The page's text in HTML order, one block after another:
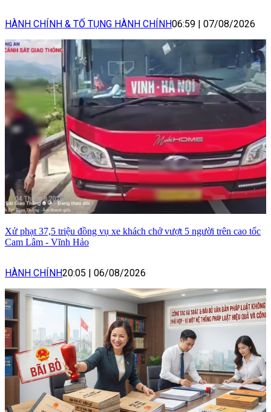
HÀNH CHÍNH & TỐ TỤNG HÀNH CHÍNH06:59 07/08/2026
Xử phạt 37,5 triệu đồng vụ xe khách chở vượt 5 người trên cao tốc
Cam Lâm - Vĩnh Hảo
HÀNH CHÍNH20:05 06/08/2026